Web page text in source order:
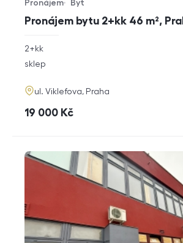
Pronájem bytu 2+kk 46 m²,
Typ nabídky
Pronájem
Typ nemovitosti
Byt
rozměry
2+kk
funkce
sklep
adresa
ul. Viklefova, Praha
cena
19 000 Kč